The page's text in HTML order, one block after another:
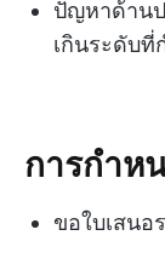
ปัญหาด้าน
เกินระดับที่
การกำห
ขอใบเสนอ